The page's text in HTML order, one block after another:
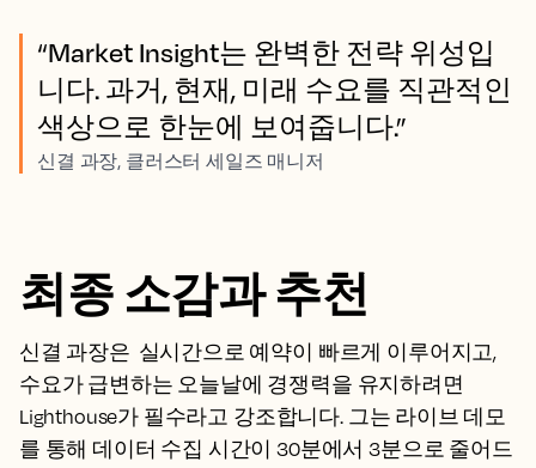
“Market Insight는 완벽한 전략 위성입
니다. 과거, 현재, 미래 수요를 직관적인
색상으로 한눈에 보여줍니다.”
신결 과장, 클러스터 세일즈 매니저
최종 소감과 추천
신결 과장은 실시간으로 예약이 빠르게 이루어지고,
수요가 급변하는 오늘날에 경쟁력을 유지하려면
Lighthouse가 필수라고 강조합니다. 그는 라이브 데모
를 통해 데이터 수집 시간이 30분에서 3분으로 줄어드